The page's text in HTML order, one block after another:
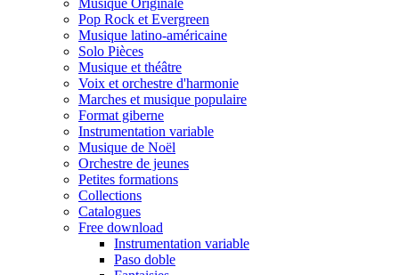
Musique Originale
Pop Rock et Evergreen
Musique latino-américaine
Solo Pièces
Musique et théâtre
Voix et orchestre d'harmonie
Marches et musique populaire
Format giberne
Instrumentation variable
Musique de Noël
Orchestre de jeunes
Petites formations
Collections
Catalogues
Free download
Instrumentation variable
Paso doble